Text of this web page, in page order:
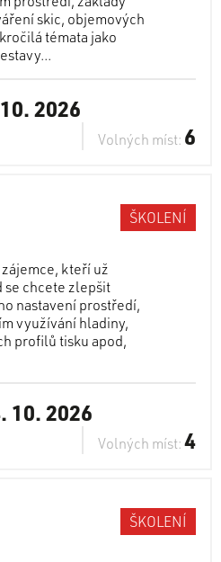
skic, objemových
témata jako
2026
Volných míst: 6
ŠKOLENÍ
kteří už
se chcete zlepšit
nastavení prostředí,
využívání hladiny,
profilů tisku apod,
10. 2026
Volných míst:4
ŠKOLENÍ